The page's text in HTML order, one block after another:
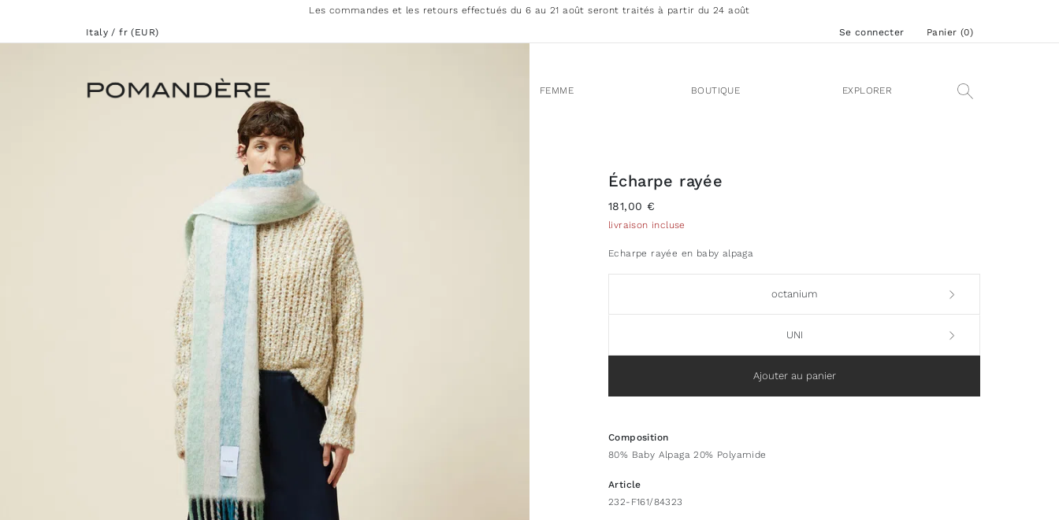
Les commandes et les retours effectués du 6 au 21 août seront traités à partir du 24 août
Italy / fr (EUR)
Se connecter Panier (0)
FEMME BOUTIQUE EXPLORER
Écharpe rayée
181,00 €
livraison incluse
Echarpe rayée en baby alpaga
octanium
UNI
Ajouter au panier
Composition
80% Baby Alpaga 20% Polyamide
Article
232-F161/84323